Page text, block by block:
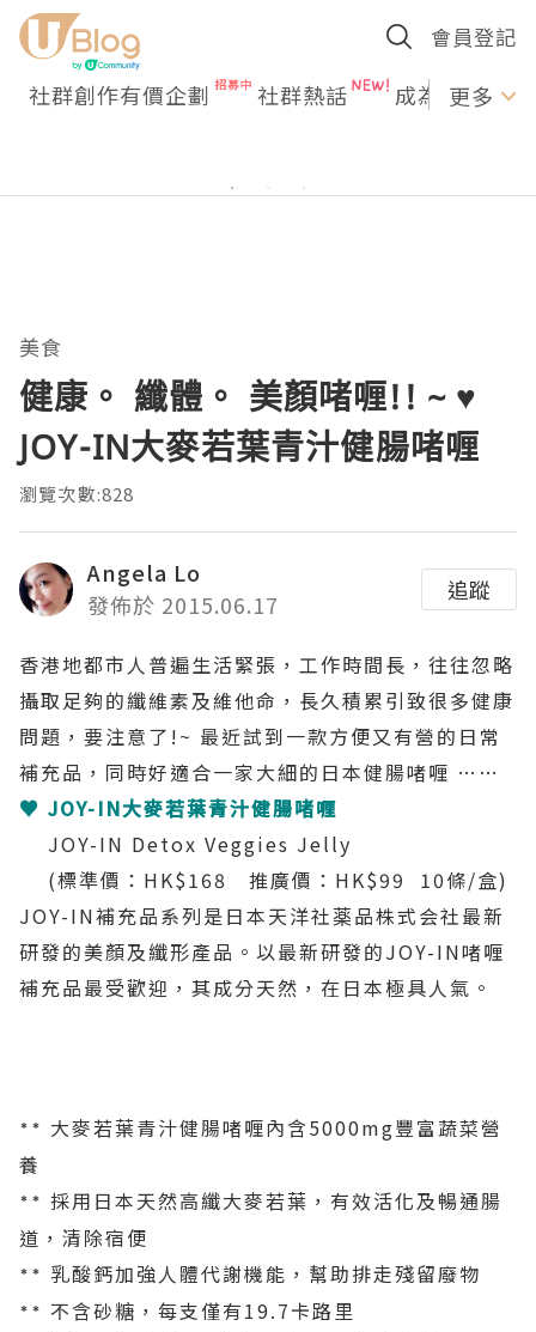
會員登記
社群創作有價企劃 社群熱話 成為U更多
美食
健康。 纖體。 美顏啫喱!! ~ ♥
JOY-IN大麥若葉青汁健腸啫喱
瀏覽次數:828
Angela Lo
發佈於 2015.06.17
追蹤
香港地都市人普遍生活緊張，工作時間長，往往忽略
攝取足夠的纖維素及維他命，長久積累引致很多健康
問題，要注意了!~ 最近試到一款方便又有營的日常
補充品，同時好適合一家大細的日本健腸啫喱 ……
♥ JOY-IN大麥若葉青汁健腸啫喱
JOY-IN Detox Veggies Jelly
(標準價：HK$168 推廣價：HK$99 10條/盒)
JOY-IN補充品系列是日本天洋社薬品株式会社最新
研發的美顏及纖形產品。以最新研發的JOY-IN啫喱
補充品最受歡迎，其成分天然，在日本極具人氣。
**
大麥若葉青汁健腸啫喱內含5000mg豐富蔬菜營
養
** 採用日本天然高纖大麥若葉，有效活化及暢通腸
道，清除宿便
** 乳酸鈣加強人體代謝機能，幫助排走殘留廢物
** 不含砂糖，每支僅有19.7卡路里